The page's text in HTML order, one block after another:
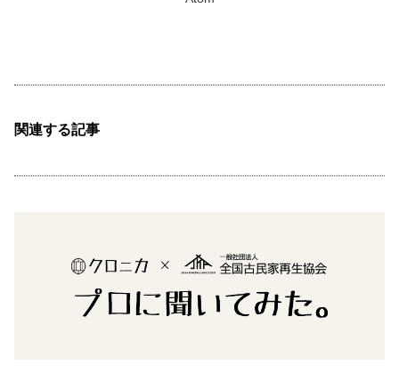
関連する記事